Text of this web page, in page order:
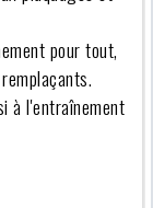
pour tout,
à l'entraînement